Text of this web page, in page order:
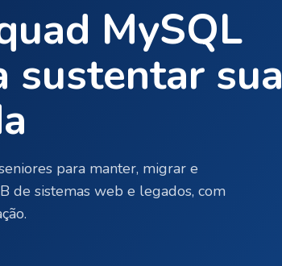
MySQL
sustentar sua
para manter, migrar e
de sistemas web e legados, com